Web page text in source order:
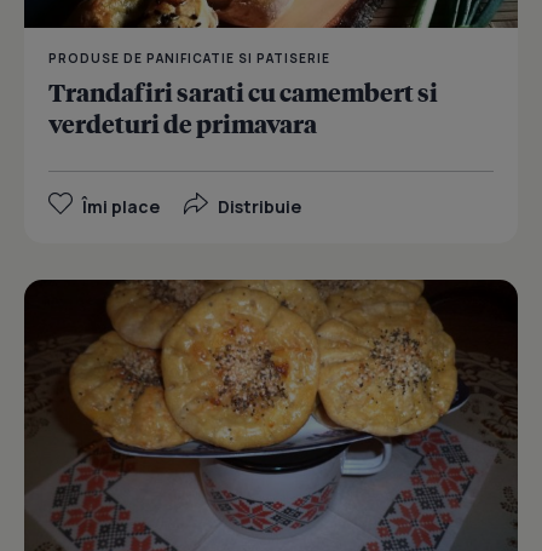
PRODUSE DE PANIFICATIE SI PATISERIE
Trandafiri sarati cu camembert si
verdeturi de primavara
Îmi place Distribuie